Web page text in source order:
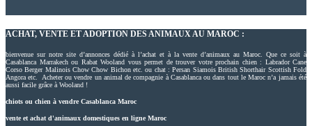
ACHAT, VENTE ET ADOPTION DES ANIMAUX AU MAROC :
bienvenue sur notre site d’annonces dédié à l’achat et à la vente d’animaux au Maroc. Que ce soit à
Casablanca Marrakech ou Rabat Wooland vous permet de trouver votre prochain chien : Labrador Cane
Corso Berger Malinois Chow Chow Bichon etc. ou chat : Persan Siamois British Shorthair Scottish Fold
Angora etc. Acheter ou vendre un animal de compagnie à Casablanca ou dans tout le Maroc n’a jamais été
aussi facile grâce à Wooland !
chiots ou chien à vendre Casablanca Maroc
vente et achat d'animaux domestiques en ligne Maroc